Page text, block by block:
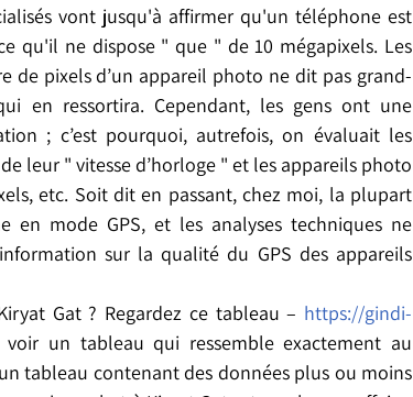
vont jusqu'à affirmer qu'un téléphone est
qu'il ne dispose " que " de 10 mégapixels. Les
de pixels d’un appareil photo ne dit pas grand-
en ressortira. Cependant, les gens ont une
; c’est pourquoi, autrefois, on évaluait les
leur " vitesse d’horloge " et les appareils photo
etc. Soit dit en passant, chez moi, la plupart
en mode GPS, et les analyses techniques ne
sur la qualité du GPS des appareils
Gat ? Regardez ce tableau – https://gindi-
un tableau qui ressemble exactement au
tableau contenant des données plus ou moins